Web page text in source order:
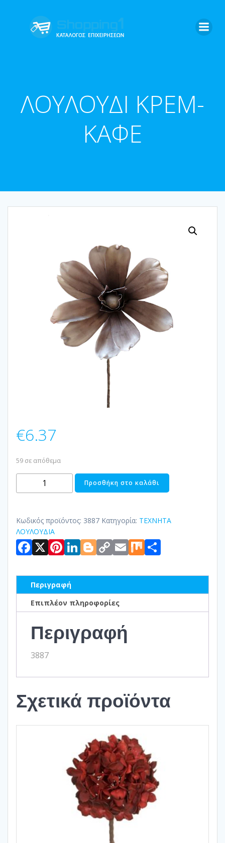
ΛΟΥΛΟΥΔΙ ΚΡΕΜ-
ΚΑΦΕ
€6.37
59 σε απόθεμα
ΛΟΥΛΟΥΔΙ
ΚΡΕΜ-
ποσότητα
Προσθήκη στο καλάθι
Κωδικός προϊόντος: 3887 Κατηγορία: ΤΕΧΝΗΤΑ
ΛΟΥΛΟΥΔΙΑ
Facebook
X Pinterest
LinkedIn
Blogger
Copy
Link
Email
Mix
Περιγραφή
Επιπλέον πληροφορίες
Περιγραφή
3887
Σχετικά προϊόντα